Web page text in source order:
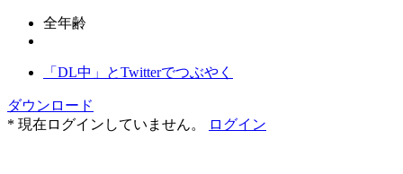
全年齢
「DL中」とTwitterでつぶやく
ダウンロード
* 現在ログインしていません。
ログイン